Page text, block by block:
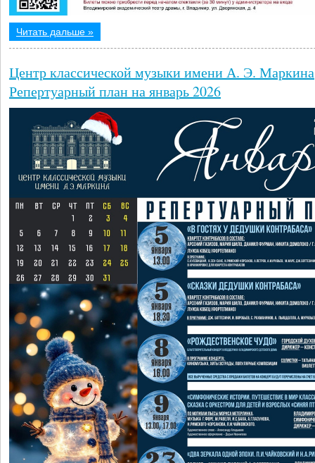
Читать дальше »
Центр классической музыки имени А. Э. Маркина
Репертуарный план на январь 2026